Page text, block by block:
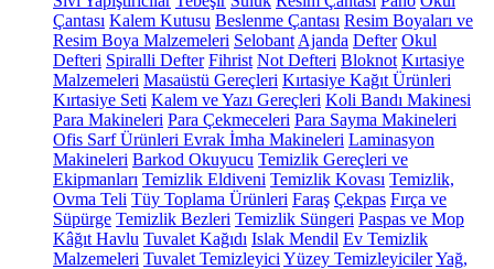
Çantası Kalem Kutusu Beslenme Çantası Resim Boyaları ve
Resim Boya Malzemeleri Selobant Ajanda Defter Okul
Defteri Spiralli Defter Fihrist Not Defteri Bloknot Kırtasiye
Malzemeleri Masaüstü Gereçleri Kırtasiye Kağıt Ürünleri
Kırtasiye Seti Kalem ve Yazı Gereçleri Koli Bandı Makinesi
Para Makineleri Para Çekmeceleri Para Sayma Makineleri
Ofis Sarf Ürünleri Evrak İmha Makineleri Laminasyon
Makineleri Barkod Okuyucu Temizlik Gereçleri ve
Ekipmanları Temizlik Eldiveni Temizlik Kovası Temizlik,
Ovma Teli Tüy Toplama Ürünleri Faraş Çekpas Fırça ve
Süpürge Temizlik Bezleri Temizlik Süngeri Paspas ve Mop
Kâğıt Havlu Tuvalet Kağıdı Islak Mendil Ev Temizlik
Malzemeleri Tuvalet Temizleyici Yüzey TemizleyicilerYağ,